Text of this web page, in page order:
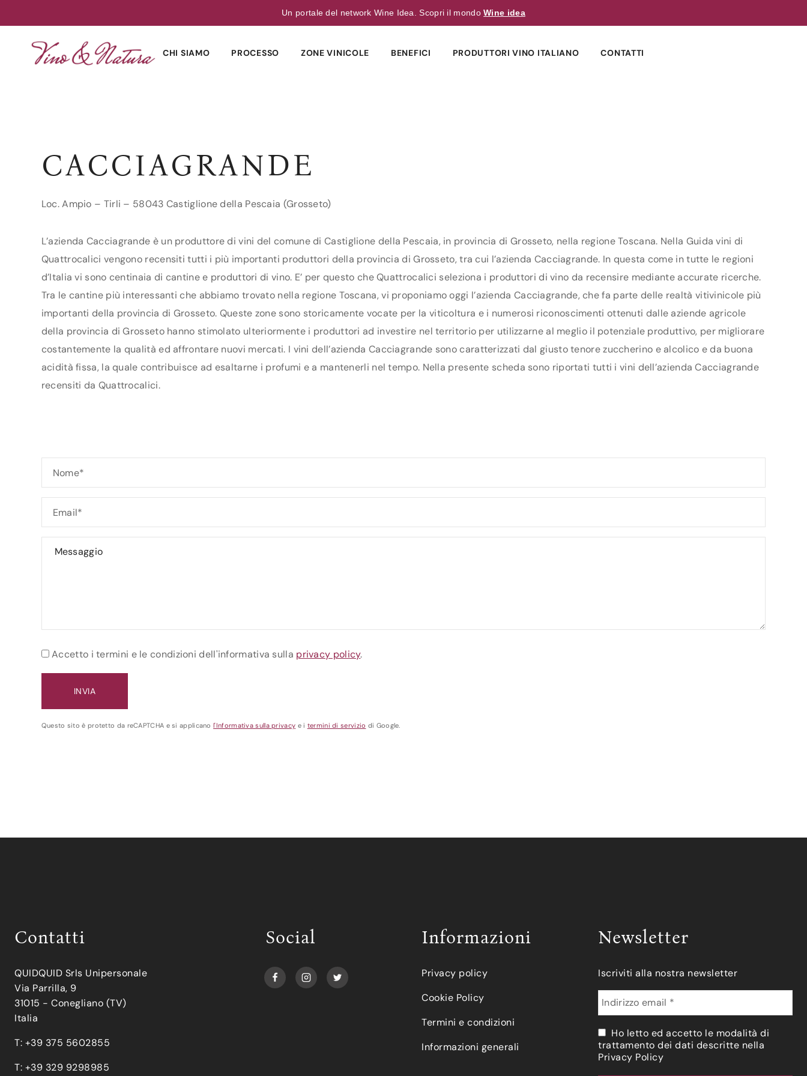
Un portale del network Wine Idea. Scopri il mondoWine idea
CHI SIAMO PROCESSO ZONE VINICOLE BENEFICI PRODUTTORI VINO ITALIANO CONTATTI
CACCIAGRANDE
Loc. Ampio – Tirli – 58043 Castiglione della Pescaia (Grosseto)
L’azienda Cacciagrande è un produttore di vini del comune di Castiglione della Pescaia, in provincia di Grosseto, nella regione Toscana. Nella Guida vini di
Quattrocalici vengono recensiti tutti i più importanti produttori della provincia di Grosseto, tra cui l’azienda Cacciagrande. In questa come in tutte le regioni
d’Italia vi sono centinaia di cantine e produttori di vino. E’ per questo che Quattrocalici seleziona i produttori di vino da recensire mediante accurate ricerche.
Tra le cantine più interessanti che abbiamo trovato nella regione Toscana, vi proponiamo oggi l’azienda Cacciagrande, che fa parte delle realtà vitivinicole più
importanti della provincia di Grosseto. Queste zone sono storicamente vocate per la viticoltura e i numerosi riconoscimenti ottenuti dalle aziende agricole
della provincia di Grosseto hanno stimolato ulteriormente i produttori ad investire nel territorio per utilizzarne al meglio il potenziale produttivo, per migliorare
costantemente la qualità ed affrontare nuovi mercati. I vini dell’azienda Cacciagrande sono caratterizzati dal giusto tenore zuccherino e alcolico e da buona
acidità fissa, la quale contribuisce ad esaltarne i profumi e a mantenerli nel tempo. Nella presente scheda sono riportati tutti i vini dell’azienda Cacciagrande
recensiti da Quattrocalici.
Accetto i termini e le condizioni dell'informativa sulla privacy policy.
Questo sito è protetto da reCAPTCHA e si applicanol'Informativa sulla privacy e i termini di servizio di Google.
Contatti
QUIDQUID Srls Unipersonale
Via Parrilla, 9
31015 - Conegliano (TV)
Italia
T: +39 375 5602855
T: +39 329 9298985
Social Informazioni
Privacy policy
Cookie Policy
Termini e condizioni
Informazioni generali
Newsletter
Iscriviti alla nostra newsletter
Ho letto ed accetto le modalità di
trattamento dei dati descritte nella
Privacy Policy